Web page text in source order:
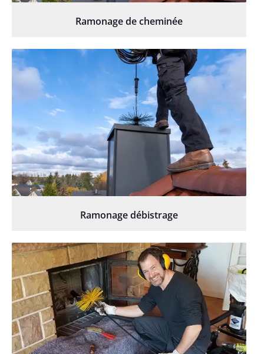
Ramonage de cheminée
Ramonage débistrage